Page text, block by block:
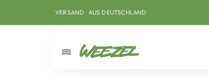
VERSAND AUS DEUTSCHLAND